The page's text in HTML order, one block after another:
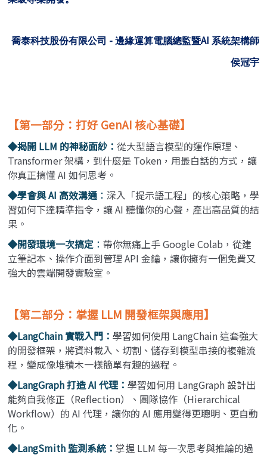
喬泰科技股份有限公司 - 邊緣運算電腦總監暨AI 系統架構師
侯冠宇
【第一部分：打好 GenAI 核心基礎】
◆揭開 LLM 的神秘面紗： 從大型語言模型的運作原理、
Transformer 架構，到什麼是 Token，用最白話的方式，讓
你真正搞懂 AI 如何思考。
◆學會與 AI 高效溝通： 深入「提示語工程」的核心策略，學
習如何下達精準指令，讓 AI 聽懂你的心聲，產出高品質的結
果。
◆開發環境一次搞定 ： 帶你無痛上手 Google Colab，從建
立筆記本、操作介面到管理 API 金鑰，讓你擁有一個免費又
強大的雲端開發實驗室。
【第二部分：掌握 LLM 開發框架與應用】
◆LangChain 實戰入門： 學習如何使用 LangChain 這套強大
的開發框架，將資料載入、切割、儲存到模型串接的複雜流
程，變成像堆積木一樣簡單有趣的過程。
◆LangGraph 打造 AI 代理： 學習如何用 LangGraph 設計出
能夠自我修正（Reflection）、團隊協作（Hierarchical
Workflow）的 AI 代理，讓你的 AI 應用變得更聰明、更自動
化。
◆LangSmith 監測系統： 掌握 LLM 每一次思考與推論的過